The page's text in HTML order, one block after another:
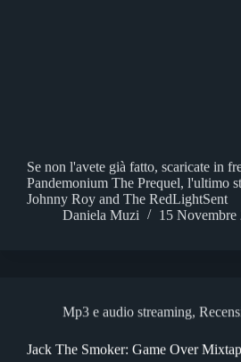
Se non l'avete già fatto, scaricate in
Pandemonium The Prequel, l'ultimo
Johnny Roy and The RedLightSent
Daniela Muzi
15 Novembre
Mp3 e audio streaming,
Jack The Smoker: Game Over